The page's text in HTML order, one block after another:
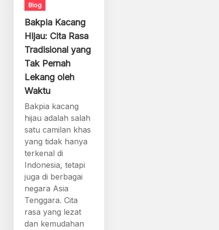
Blog
Bakpia Kacang
Hijau: Cita Rasa
Tradisional yang
Tak Pernah
Lekang oleh
Waktu
Bakpia kacang
hijau adalah salah
satu camilan khas
yang tidak hanya
terkenal di
Indonesia, tetapi
juga di berbagai
negara Asia
Tenggara. Cita
rasa yang lezat
dan kemudahan